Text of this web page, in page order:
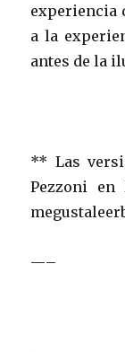
experiencia
a la
antes de la
** Las
Pezzoni en
—–